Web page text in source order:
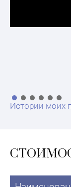
Истории моих